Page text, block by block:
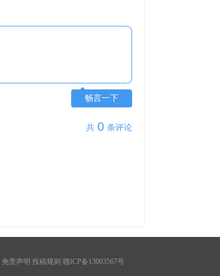
畅言一下
共 0 条评论
免责声明 投稿规则 赣ICP备13003567号